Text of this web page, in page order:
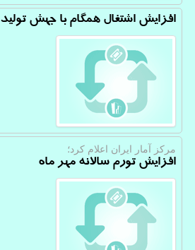
افزایش اشتغال همگام با جهش تولید
مركز آمار ایران اعلام كرد؛
افزایش تورم سالانه مهر ماه